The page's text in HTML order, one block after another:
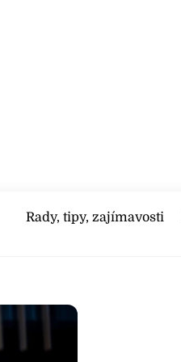
Rady, tipy, zajímavosti